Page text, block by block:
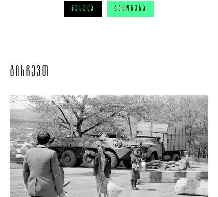
ᲨᲔᲡᲕᲚᲐ ᲒᲐᲛᲝᲬᲔᲠᲐ
ᲒᲘᲠᲩᲔᲕᲗ